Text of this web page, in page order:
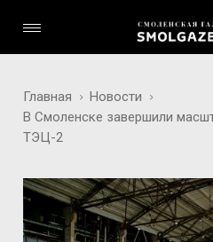
Главная
Новости
В Смоленске завершили
ТЭЦ-2